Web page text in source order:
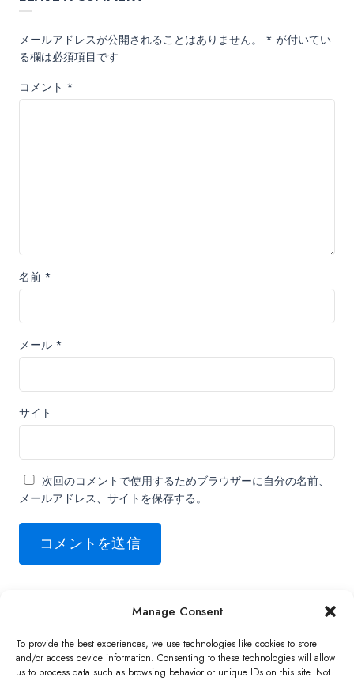
Manage Consent
To provide the best experiences, we use technologies like cookies to store
and/or access device information. Consenting to these technologies will allow
us to process data such as browsing behavior or unique IDs on this site. Not
メールアドレスが公開されることはありません。 * が付いてい
る欄は必須項目です
コメント *
名前 *
メール *
サイト
次回のコメントで使用するためブラウザーに自分の名前、
メールアドレス、サイトを保存する。